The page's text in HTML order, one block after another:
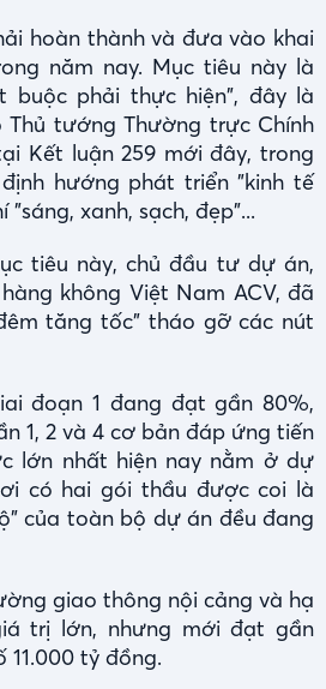
hoàn thành và đưa vào khai
năm nay. Mục tiêu này là
buộc phải thực hiện", đây là
Thủ tướng Thường trực Chính
Kết luận 259 mới đây, trong
hướng phát triển "kinh tế
xanh, sạch, đẹp"...
tiêu này, chủ đầu tư dự án,
không Việt Nam ACV, đã
tăng tốc" tháo gỡ các nút
đoạn 1 đang đạt gần 80%,
1, 2 và 4 cơ bản đáp ứng tiến
lớn nhất hiện nay nằm ở dự
có hai gói thầu được coi là
của toàn bộ dự án đều đang
giao thông nội cảng và hạ
trị lớn, nhưng mới đạt gần
11.000 tỷ đồng.